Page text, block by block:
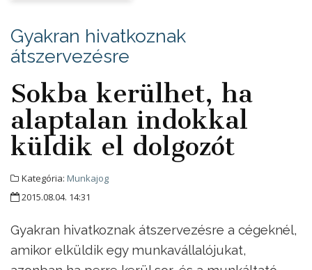
Gyakran hivatkoznak
átszervezésre
Sokba kerülhet, ha
alaptalan indokkal
küldik el dolgozót
Kategória: Munkajog
2015.08.04. 14:31
Gyakran hivatkoznak átszervezésre a cégeknél,
amikor elküldik egy munkavállalójukat,